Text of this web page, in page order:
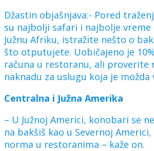
Džastin objašnjava:- Pored
su najbolji safari i najbolje vreme
Južnu Afriku, istražite nešto o
što otputujete. Uobičajeno je
računa u restoranu, ali proverite
naknadu za uslugu koja je možda
Centralna i Južna Amerika
– U Južnoj Americi, konobari se
na bakšiš kao u Severnoj Americi,
norma u restoranima – kaže on.